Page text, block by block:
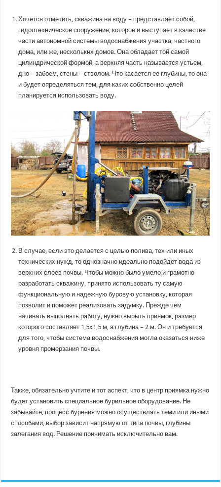
Хочется отметить, скважина на воду – представляет собой,
гидротехническое сооружение, которое и выступает в качестве
части автономной системы водоснабжения участка, частного
дома, или же, нескольких домов. Она обладает той самой
цилиндрической формой, а верхняя часть называется устьем,
дно – забоем, стены – стволом. Что касается ее глубины, то она
и будет определяться тем, для каких собственно целей
планируется использовать воду.
В случае, если это делается с целью полива, тех или иных
технических нужд, то однозначно идеально подойдет вода из
верхних слоев почвы. Чтобы можно было умело и грамотно
разработать скважину, принято использовать ту самую
функциональную и надежную буровую установку, которая
позволит и поможет реализовать задумку. Прежде чем
начинать выполнять работу, нужно вырыть приямок, размер
которого составляет 1,5х1,5 м, а глубина – 2 м. Он и требуется
для того, чтобы система водоснабжения могла оказаться ниже
уровня промерзания почвы.
Также, обязательно учтите и тот аспект, что в центр приямка нужно
будет установить специальное бурильное оборудование. Не
забывайте, процесс бурения можно осуществлять теми или иными
способами, выбор зависит напрямую от типа почвы, глубины
залегания вод. Решение принимать исключительно вам.